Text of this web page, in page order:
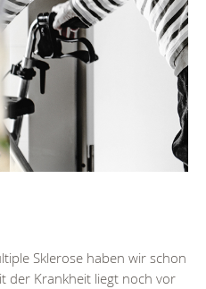
Sklerose haben wir schon
der Krankheit liegt noch vor